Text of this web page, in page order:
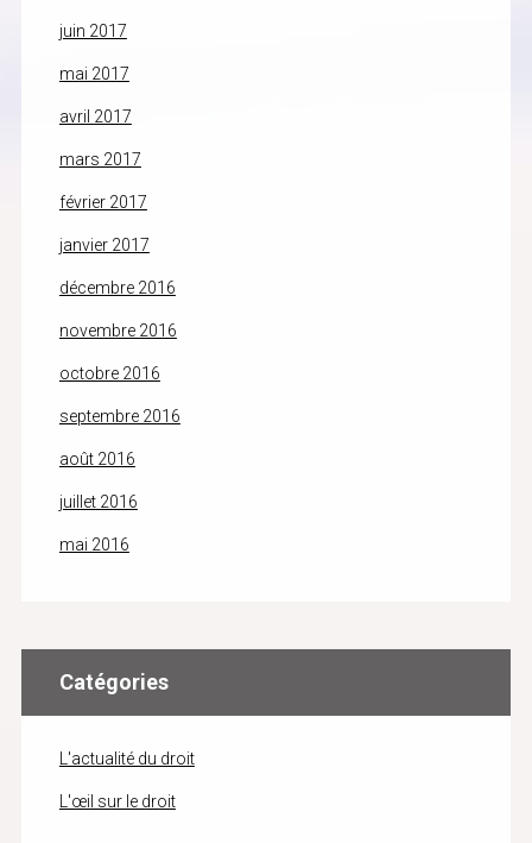
juin 2017
mai 2017
avril 2017
mars 2017
février 2017
janvier 2017
décembre 2016
novembre 2016
octobre 2016
septembre 2016
août 2016
juillet 2016
mai 2016
Catégories
L'actualité du droit
L'œil sur le droit